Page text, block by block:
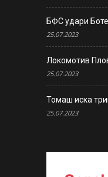
БФС удари
25.07.2023
Локомотив
25.07.2023
Томаш иска
25.07.2023